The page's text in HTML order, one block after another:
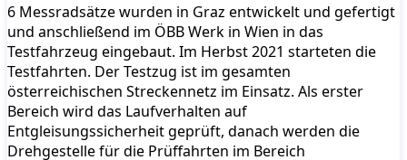
6 Messradsätze wurden in Graz entwickelt und gefertigt
und anschließend im ÖBB Werk in Wien in das
Testfahrzeug eingebaut. Im Herbst 2021 starteten die
Testfahrten. Der Testzug ist im gesamten
österreichischen Streckennetz im Einsatz. Als erster
Bereich wird das Laufverhalten auf
Entgleisungssicherheit geprüft, danach werden die
Drehgestelle für die Prüffahrten im Bereich